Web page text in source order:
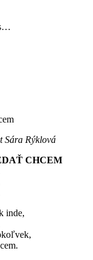
Sára Rýklová
CHCEM
inde,